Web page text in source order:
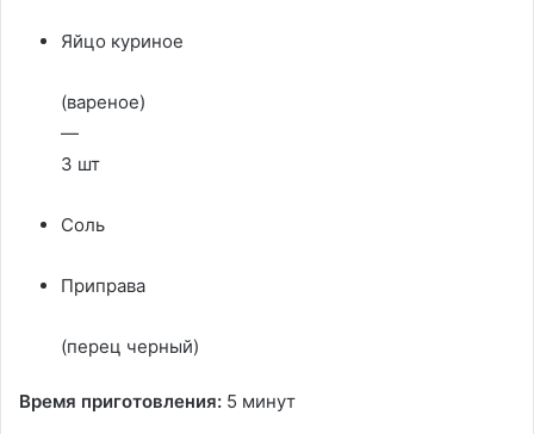
Яйцо куриное
(вареное)
—
3 шт
Соль
Приправа
(перец черный)
Время приготовления: 5 минут